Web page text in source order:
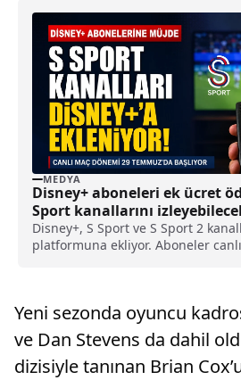
MEDYA
Disney+ aboneleri ek ücret
Sport kanallarını
Disney+, S Sport ve S Sport 2
platformuna ekliyor. Aboneler
Yeni sezonda oyuncu
ve Dan Stevens da dahil
dizisiyle tanınan Brian